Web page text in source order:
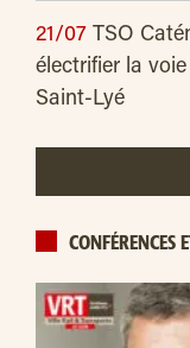
21/07 TSO
électrifier la
Saint-Lyé
CONFÉRENCES